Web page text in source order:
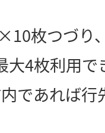
枚つづり
大4枚利用で
であれば行